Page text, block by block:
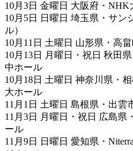
10月3日 金曜日 大阪府・NHK
10月5日 日曜日 埼玉県・サン
ル）
10月11日 土曜日 山形県・高
10月13日 月曜日・祝日 秋田
中ホール
10月18日 土曜日 神奈川県・
大ホール
11月1日 土曜日 島根県・出雲
11月3日 月曜日・祝日 広島
ール
11月9日 日曜日 愛知県・